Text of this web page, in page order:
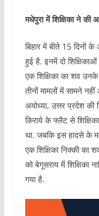
मधेपुरा में शिक्षिका ने की
बिहार में बीते 15 दिनों
हुई है. इनमें दो
एक शिक्षिका का शव
तीनों मामलों में सामने
अयोध्या, उत्तर प्रदेश की
किराये के फ्लैट से
था. जबकि इस हादसे के
एक शिक्षिका निक्की
को बेगूसराय में शिक्षिका
गया है.